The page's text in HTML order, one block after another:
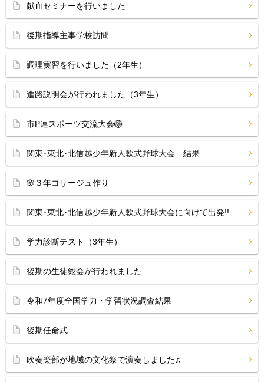
献血セミナーを行いました
後期指導主事学校訪問
調理実習を行いました（2年生）
進路説明会が行われました（3年生）
市P連スポーツ交流大会🏐
関東･東北･北信越少年新人軟式野球大会 結果
🌸３年コサージュ作り
関東･東北･北信越少年新人軟式野球大会に向けて出発!!
学力診断テスト（3年生）
後期の生徒総会が行われました
令和7年度全国学力・学習状況調査結果
後期任命式
吹奏楽部が地域の文化祭で演奏しました♫